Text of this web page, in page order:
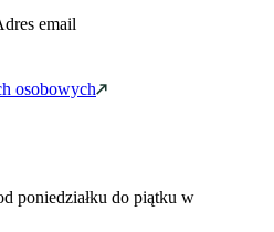
email
osobowych
poniedziałku do piątku w